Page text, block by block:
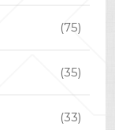
(75)
(35)
(33)